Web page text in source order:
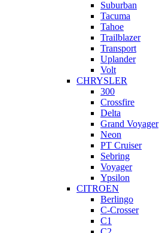
Suburban
Tacuma
Tahoe
Trailblazer
Transport
Uplander
Volt
CHRYSLER
300
Crossfire
Delta
Grand Voyager
Neon
PT Cruiser
Sebring
Voyager
Ypsilon
CITROEN
Berlingo
C-Crosser
C1